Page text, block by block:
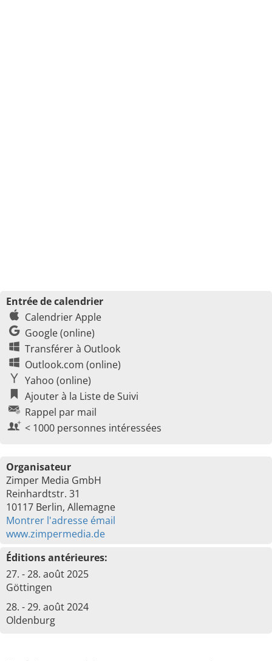
Entrée de calendrier
Calendrier Apple
Google (online)
Transférer à Outlook
Outlook.com (online)
Yahoo (online)
Ajouter à la Liste de Suivi
Rappel par mail
< 1000 personnes intéressées
Organisateur
Zimper Media GmbH
Reinhardtstr. 31
10117 Berlin, Allemagne
Montrer l'adresse émail
www.zimpermedia.de
Éditions antérieures:
27. - 28. août 2025
Göttingen
28. - 29. août 2024
Oldenburg